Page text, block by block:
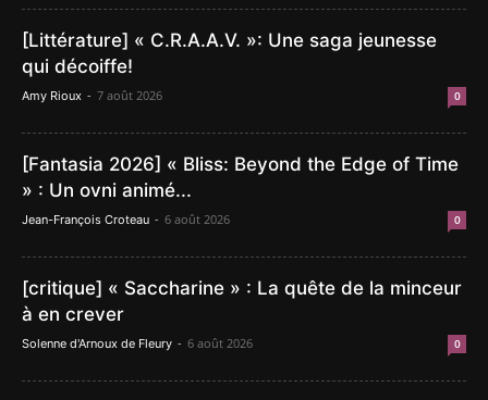
[Littérature] « C.R.A.A.V. »: Une saga jeunesse
qui décoiffe!
Amy Rioux - 7 août 2026 0
[Fantasia 2026] « Bliss: Beyond the Edge of Time
» : Un ovni animé...
Jean-François Croteau - 6 août 2026 0
[critique] « Saccharine » : La quête de la minceur
à en crever
Solenne d'Arnoux de Fleury - 6 août 2026 0